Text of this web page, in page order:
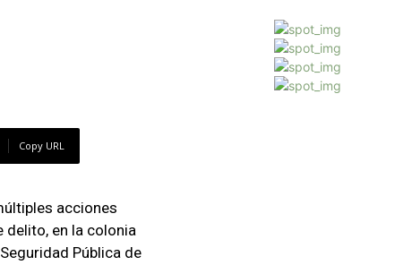
Copy URL
acciones
delito, en la colonia
Pública de